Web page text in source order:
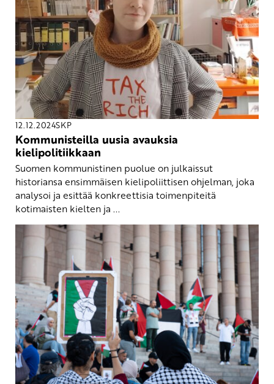
12.12.2024SKP
Kommunisteilla uusia avauksia
kielipolitiikkaan
Suomen kommunistinen puolue on julkaissut
historiansa ensimmäisen kielipoliittisen ohjelman, joka
analysoi ja esittää konkreettisia toimenpiteitä
kotimaisten kielten ja ...